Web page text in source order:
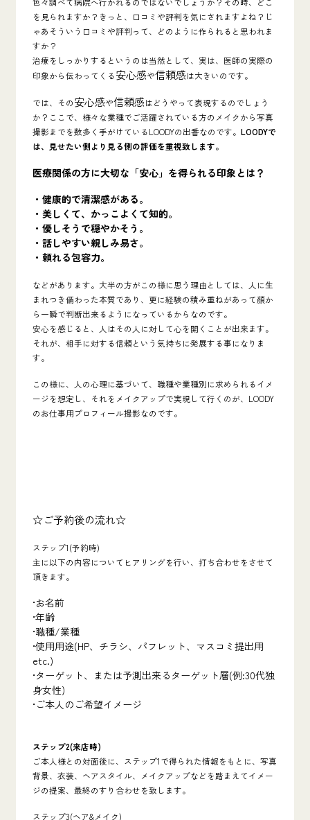
を見られますか？きっと、口コミや評判を気にされますよね？じ
ゃあそういう口コミや評判って、どのように作られると思われま
すか？
治療をしっかりするというのは当然として、 実は、医師の実際の
印象から伝わってくる安心感や信頼感は大きいのです。
では、その安心感や信頼感はどうやって表現するのでしょう
か？ここで、様々な業種でご活躍されている方のメイクから写真
撮影までを数多く手がけているLOODYの出番なのです。 LOODYで
は、
見せたい側より見る側の評価を重視致します。
医療関係の方に大切な「安心」を得られる印象とは？
・健康的で清潔感がある。
・美しくて、かっこよくて知的。
・優しそうで穏やかそう。
・話しやすい親しみ易さ。
・頼れる包容力。
などがあります。大半の方がこの様に思う理由としては、人に生
まれつき備わった本質であり、更に経験の積み重ねがあって顔か
ら一瞬で判断出来るようになっているからなのです。
安心を感じると、人はその人に対して心を開くことが出来ます。
それが、相手に対する信頼という気持ちに発展する事になりま
す。
この様に、人の心理に基づいて、職種や業種別に求められるイメ
ージを想定し、それをメイクアップで実現して行くのが、LOODY
のお仕事用プロフィール撮影なのです。
☆ご予約後の流れ☆
ステップ1(予約時)
主に以下の内容についてヒアリングを行い、打ち合わせをさせて
頂きます。
•お名前
•年齢
•職種/業種
•使用用途(HP、チラシ、パフレット、マスコミ提出用
etc.)
•ターゲット、または予測出来るターゲット層(例:30代独
身女性)
• ご本人のご希望イメージ
ステップ2(来店時)
ご本人様との対面後に、ステップ1で得られた情報をもとに、写真
背景、衣装、ヘアスタイル、メイクアップなどを踏まえてイメー
ジの提案、最終のすり合わせを致します。
ステップ3(ヘア&メイク)